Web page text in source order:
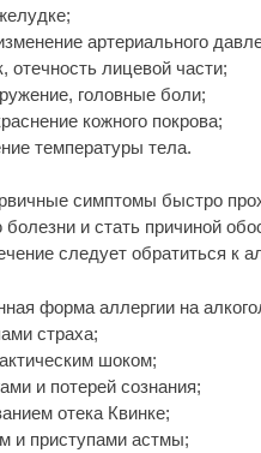
артериального
отечность лицевой части;
головные боли;
кожного покрова;
температуры тела.
симптомы быстро
болезни и стать причиной
следует обратиться к
форма аллергии на
страха;
шоком;
и потерей сознания;
отека Квинке;
и приступами астмы;